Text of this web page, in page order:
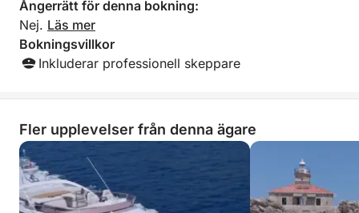
Ångerrätt för denna bokning:
Nej. Läs mer
Bokningsvillkor
Inkluderar professionell skeppare
Fler upplevelser från denna ägare